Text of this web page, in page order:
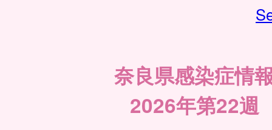
奈良県感染症情
2026年第22週